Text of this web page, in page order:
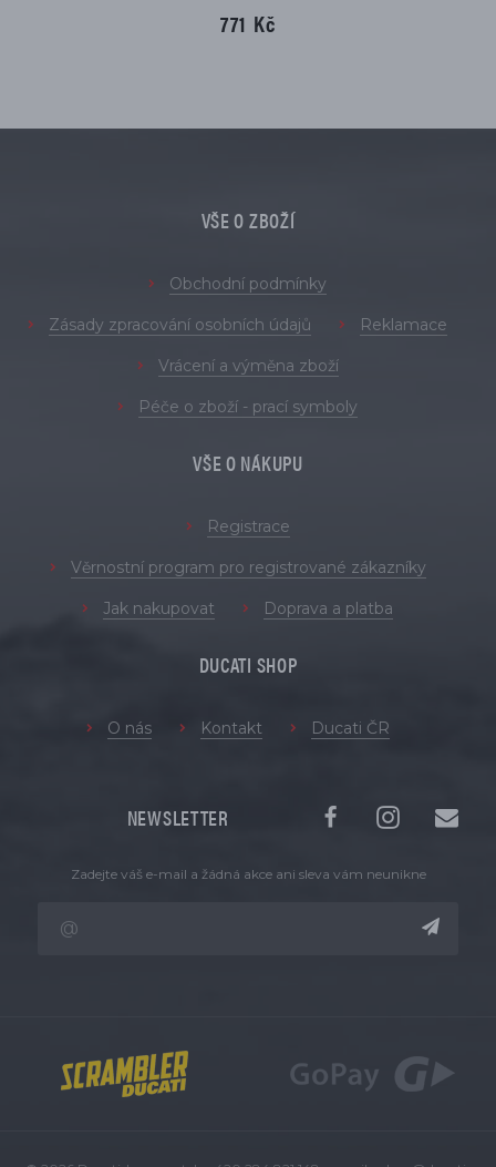
771 Kč
VŠE O ZBOŽÍ
Obchodní podmínky
Zásady zpracování osobních údajů Reklamace
Vrácení a výměna zboží
Péče o zboží - prací symboly
VŠE O NÁKUPU
Registrace
Věrnostní program pro registrované zákazníky
Jak nakupovat Doprava a platba
DUCATI SHOP
O nás Kontakt Ducati ČR
NEWSLETTER
Zadejte váš e-mail a žádná akce ani sleva vám neunikne